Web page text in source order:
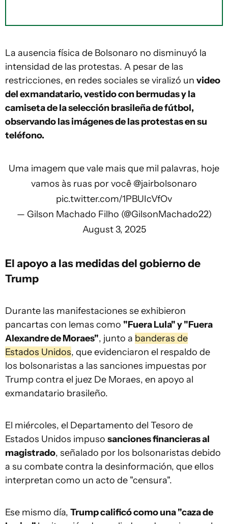
La ausencia física de Bolsonaro no disminuyó la
intensidad de las protestas. A pesar de las
restricciones, en redes sociales se viralizó un video
del exmandatario, vestido con bermudas y la
camiseta de la selección brasileña de fútbol,
observando las imágenes de las protestas en su
teléfono.
Uma imagem que vale mais que mil palavras, hoje
vamos às ruas por você @jairbolsonaro
pic.twitter.com/1PBUIcVfOv
— Gilson Machado Filho (@GilsonMachado22)
August 3, 2025
El apoyo a las medidas del gobierno de
Trump
Durante las manifestaciones se exhibieron
pancartas con lemas como "Fuera Lula" y "Fuera
Alexandre de Moraes", junto a banderas de
Estados Unidos, que evidenciaron el respaldo de
los bolsonaristas a las sanciones impuestas por
Trump contra el juez De Moraes, en apoyo al
exmandatario brasileño.
El miércoles, el Departamento del Tesoro de
Estados Unidos impuso sanciones financieras al
magistrado, señalado por los bolsonaristas debido
a su combate contra la desinformación, que ellos
interpretan como un acto de "censura".
Ese mismo día, Trump calificó como una "caza de